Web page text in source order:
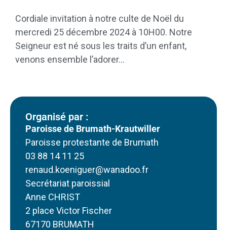
Cordiale invitation à notre culte de Noël du
mercredi 25 décembre 2024 à 10H00. Notre
Seigneur est né sous les traits d’un enfant,
venons ensemble l’adorer…
Organisé par :
Paroisse de Brumath-Krautwiller
Paroisse protestante de Brumath
03 88 14 11 25
renaud.koeniguer@wanadoo.fr
Secrétariat paroissial
Anne CHRIST
2 place Victor Fischer
67170 BRUMATH